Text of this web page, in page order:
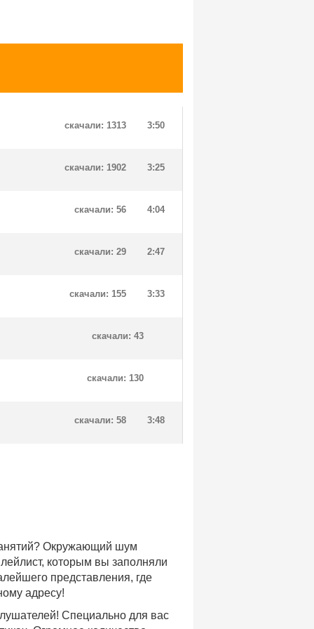
3:50
скачали: 1313
3:25
скачали: 1902
4:04
скачали: 56
2:47
скачали: 29
3:33
скачали: 155
скачали: 43
скачали: 130
3:48
скачали: 58
Окружающий шум
которым вы заполняли
представления, где
адресу!
Специально для вас